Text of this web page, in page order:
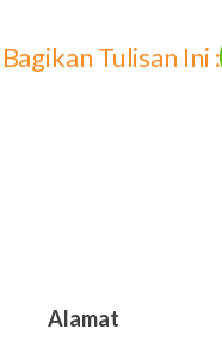
Bagikan Tulisan Ini :
Alamat